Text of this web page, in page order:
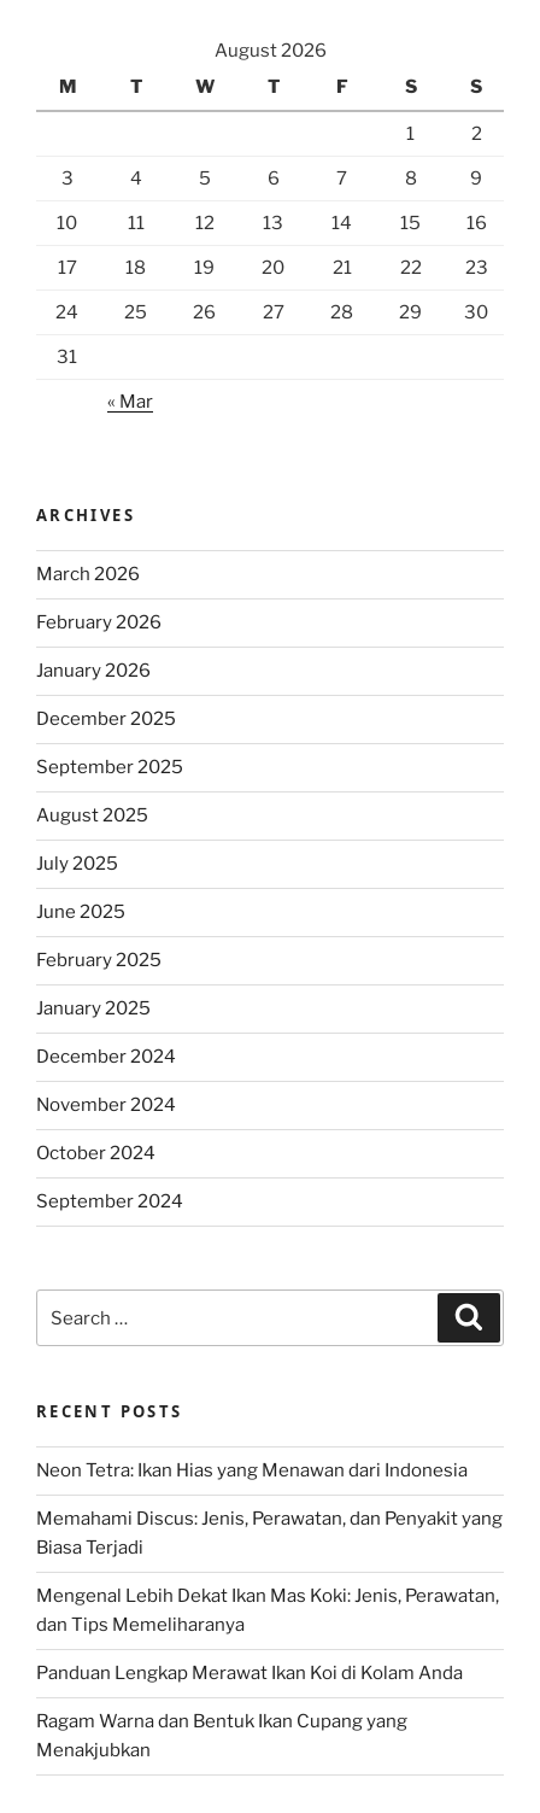
August 2026
M
T W T F S S
1 2
3 4 5 6 7 8 9
10 11 12 13 14 15 16
17 18 19 20 21 22 23
24 25 26 27 28 29 30
31
« Mar
ARCHIVES
March 2026
February 2026
January 2026
December 2025
September 2025
August 2025
July 2025
June 2025
February 2025
January 2025
December 2024
November 2024
October 2024
September 2024
for:
RECENT POSTS
Neon Tetra: Ikan Hias yang Menawan dari Indonesia
Memahami Discus: Jenis, Perawatan, dan Penyakit yang
Biasa Terjadi
Mengenal Lebih Dekat Ikan Mas Koki: Jenis, Perawatan,
dan Tips Memeliharanya
Panduan Lengkap Merawat Ikan Koi di Kolam Anda
Ragam Warna dan Bentuk Ikan Cupang yang
Menakjubkan